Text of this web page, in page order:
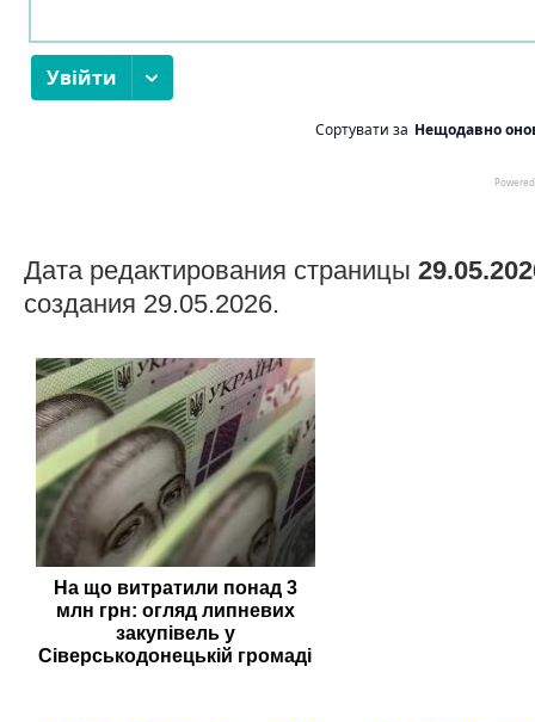
Дата редактирования страницы
создания 29.05.2026.
На що витратили понад 3
млн грн: огляд липневих
закупівель у
Сіверськодонецькій громаді